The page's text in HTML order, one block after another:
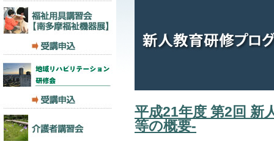
平成21年度 第2回 新
等の概要-